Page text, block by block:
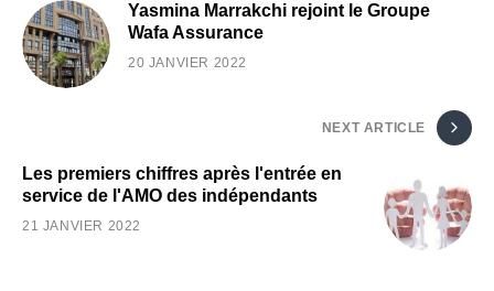
Yasmina Marrakchi rejoint le Groupe
Wafa Assurance
20 JANVIER 2022
NEXT ARTICLE
Les premiers chiffres après l'entrée en
service de l'AMO des indépendants
21 JANVIER 2022